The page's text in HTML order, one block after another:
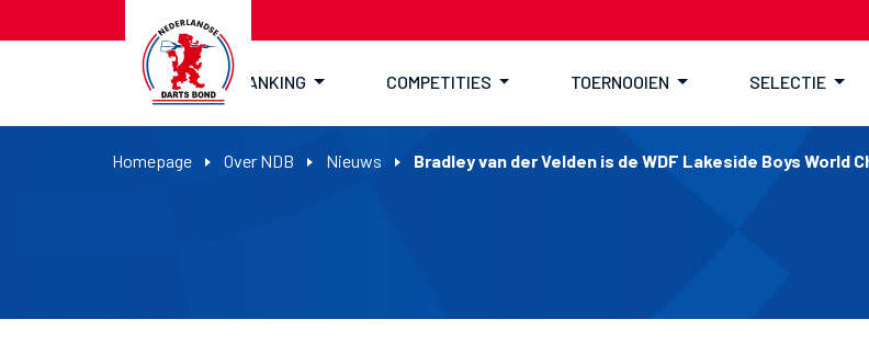
RANKING COMPETITIES TOERNOOIEN SELECTIE
Homepage Over NDB Nieuws Bradley van der Velden is de WDF Lakeside Boys World